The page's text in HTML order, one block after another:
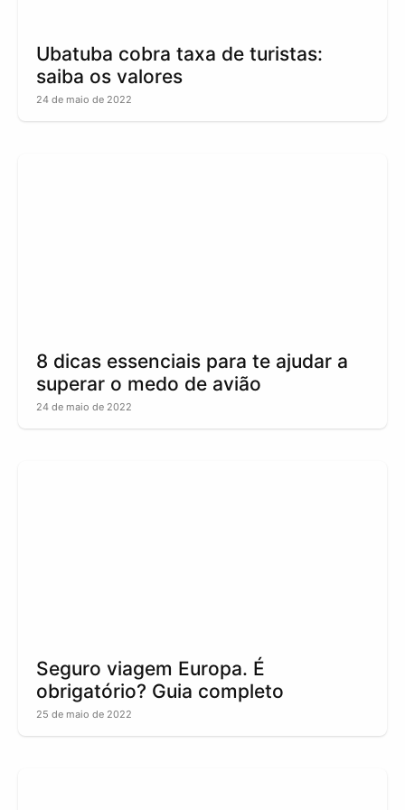
Ubatuba cobra taxa de turistas:
saiba os valores
24 de maio de 2022
8 dicas essenciais para te ajudar a
superar o medo de avião
24 de maio de 2022
Seguro viagem Europa. É
obrigatório? Guia completo
25 de maio de 2022